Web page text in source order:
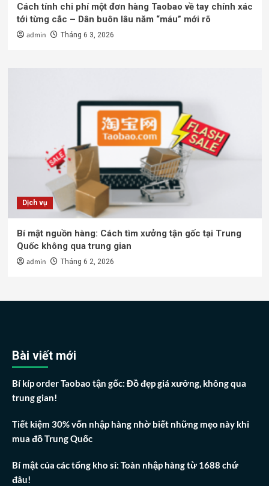
Cách tính chi phí một đơn hàng Taobao về tay chính xác
tới từng cắc – Dân buôn lâu năm “máu” mới rõ
admin Tháng 6 3, 2026
Dịch vụ
Bí mật nguồn hàng: Cách tìm xưởng tận gốc tại Trung
Quốc không qua trung gian
admin Tháng 6 2, 2026
Bài viết mới
Bí kíp order Taobao tận gốc: Đồ đẹp giá xưởng, không qua
trung gian!
Tiết kiệm 30% vốn nhập hàng nhờ biết những mẹo này khi
mua đồ Trung Quốc
Bí mật của các tổng kho sỉ: Toàn nhập hàng từ 1688 chứ
đâu!